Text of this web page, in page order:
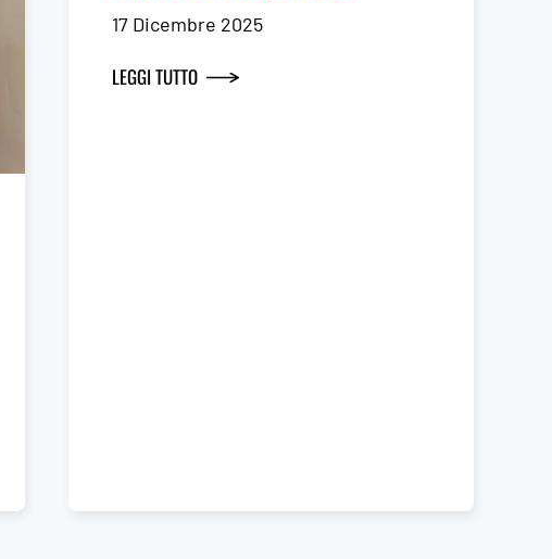
17 Dicembre 2025
LEGGI TUTTO